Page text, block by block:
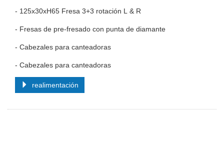
- 125x30xH65 Fresa 3+3 rotación L & R
- Fresas de pre-fresado con punta de diamante
- Cabezales para canteadoras
- Cabezales para canteadoras
realimentación